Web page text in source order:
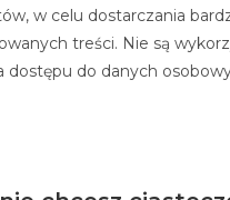
w celu dostarczania
treści. Nie są
dostępu do danych